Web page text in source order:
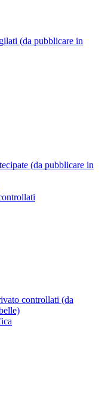
(da pubblicare in
(da pubblicare in
controllati (da